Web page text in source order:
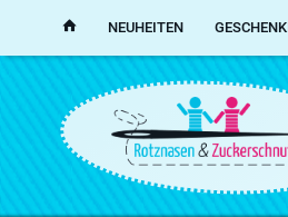
NEUHEITEN